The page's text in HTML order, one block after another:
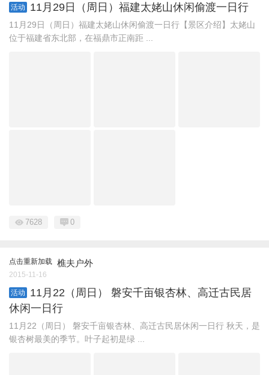
活动 11月29日（周日）福建太姥山休闲偷渡一日行
11月29日（周日）福建太姥山休闲偷渡一日行【景区介绍】太姥山
位于福建省东北部，在福鼎市正南距 ...
7628 0
点击重新加载 樵夫户外
2015-11-16
活动
11月22（周日） 磐安千亩银杏林、高迁古民居
休闲一日行
11月22（周日） 磐安千亩银杏林、高迁古民居休闲一日行 秋天，是
银杏树最美的季节。叶子起初是绿 ...